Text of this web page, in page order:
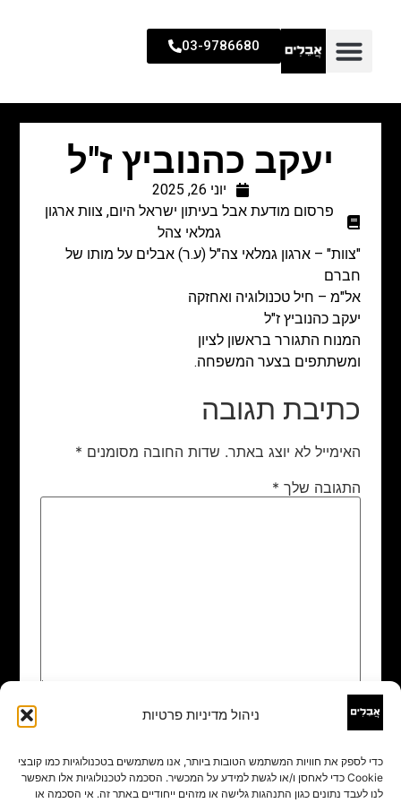
ניהול מדיניות פרטיות
כדי לספק את חוויות המשתמש הטובות ביותר, אנו משתמשים בטכנולוגיות כמו קובצי
Cookie כדי לאחסן ו/או לגשת למידע על המכשיר. הסכמה לטכנולוגיות אלו תאפשר
לנו לעבד נתונים כגון התנהגות גלישה או מזהים ייחודיים באתר זה. אי הסכמה או
03-9786680
יעקב כהנוביץ ז"ל
יוני 26, 2025
פרסום מודעת אבל בעיתון ישראל היום, צוות ארגון
גמלאי צהל
"צוות" – ארגון גמלאי צה"ל (ע.ר) אבלים על מותו של
חברם
אל"מ – חיל טכנולוגיה ואחזקה
יעקב כהנוביץ ז"ל
המנוח התגורר בראשון לציון
ומשתתפים בצער המשפחה.
כתיבת תגובה
האימייל לא יוצג באתר. שדות החובה מסומנים *
התגובה שלך *
שם
אימייל*